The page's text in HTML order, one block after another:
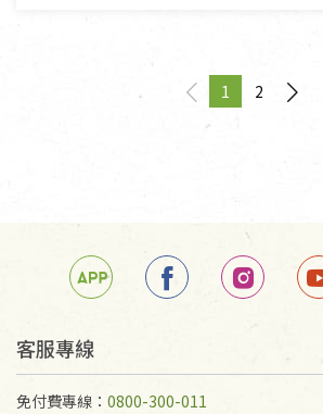
pageYou're on page
1 2
page
客服專線
免付費專線： 0800-300-011